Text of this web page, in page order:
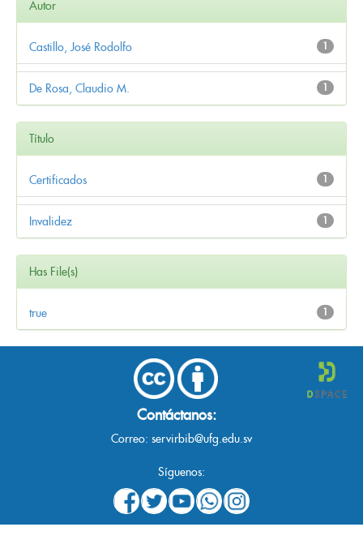
Autor
1
Castillo, José Rodolfo
1
De Rosa, Claudio M.
Título
1
Certificados
1
Invalidez
Has File(s)
1
true
Contáctanos:
Correo: servirbib@ufg.edu.sv
Síguenos: